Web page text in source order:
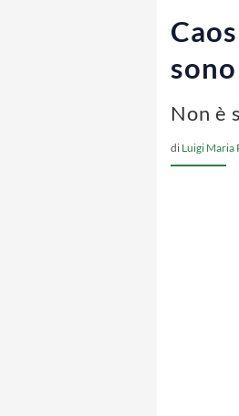
Non è
di Luigi Maria